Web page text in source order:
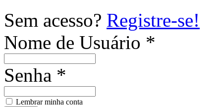
Sem acesso? Registre-se!
Nome de Usuário *
Senha *
Lembrar minha conta